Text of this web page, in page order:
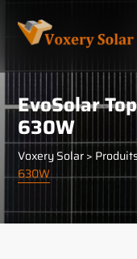
EvoSolar
630W
Voxery Solar>
630W